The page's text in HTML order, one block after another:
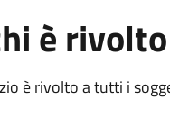
è rivolto
è rivolto a tutti i